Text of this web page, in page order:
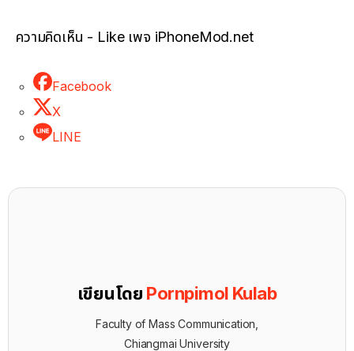
ความคิดเห็น - Like เพจ iPhoneMod.net
Facebook
X
LINE
เขียนโดย Pornpimol Kulab
Faculty of Mass Communication,
Chiangmai University